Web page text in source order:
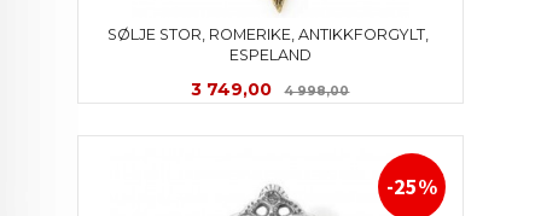
SØLJE STOR, ROMERIKE, ANTIKKFORGYLT,
ESPELAND
Tilbud
3 749,00 4 998,00Rabatt
-25%